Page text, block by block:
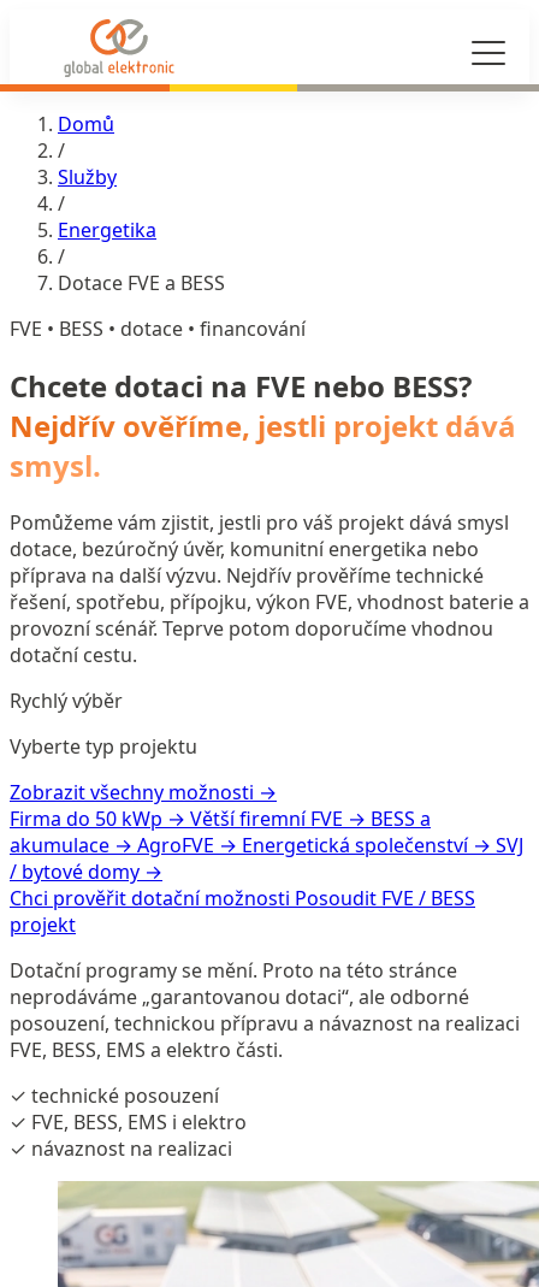
Domů
/
Služby
/
Energetika
/
Dotace FVE a BESS
FVE • BESS • dotace • financování
Chcete dotaci na FVE nebo BESS?
Nejdřív ověříme, jestli projekt dává
smysl.
Pomůžeme vám zjistit, jestli pro váš projekt dává smysl
dotace, bezúročný úvěr, komunitní energetika nebo
příprava na další výzvu. Nejdřív prověříme technické
řešení, spotřebu, přípojku, výkon FVE, vhodnost baterie a
provozní scénář. Teprve potom doporučíme vhodnou
dotační cestu.
Rychlý výběr
Vyberte typ projektu
Zobrazit všechny možnosti →
Firma do 50 kWp → Větší firemní FVE → BESS a
akumulace → AgroFVE → Energetická společenství → SVJ
/ bytové domy →
Chci prověřit dotační možnosti Posoudit FVE / BESS
projekt
Dotační programy se mění. Proto na této stránce
neprodáváme „garantovanou dotaci“, ale odborné
posouzení, technickou přípravu a návaznost na realizaci
FVE, BESS, EMS a elektro části.
✓ technické posouzení
✓ FVE, BESS, EMS i elektro
✓ návaznost na realizaci